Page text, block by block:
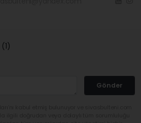
(1)
Gönder